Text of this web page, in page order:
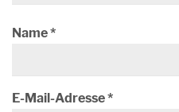
Name*
E-Mail-Adresse*